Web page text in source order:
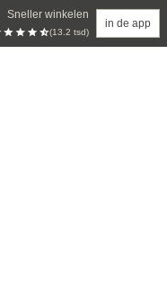
Sneller winkelen
(13.2 tsd)
in de app